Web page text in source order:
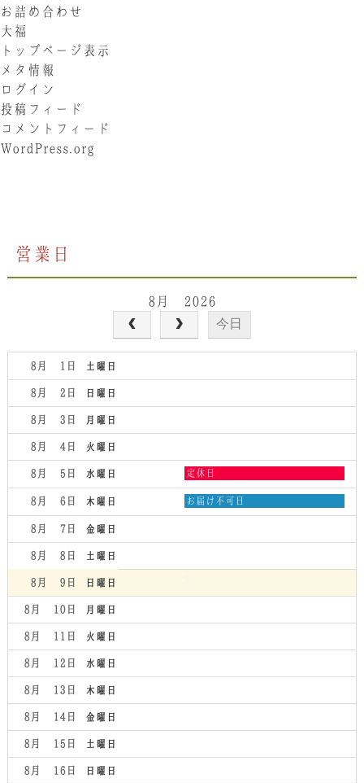
お詰め合わせ
大福
トップページ表示
メタ情報
ログイン
投稿フィード
コメントフィード
WordPress.org
営業日
8月 2026
今日
土曜日
8月 1
日曜日
8月 2
月曜日
8月 3
火曜日
8月 4
水曜日
8月 5
水
日,
8
2026
定休日
木曜日
8月 6
木
2026
お届け不可日
金曜日
8月 7
土曜日
8月 8
日曜日
8月 9
月曜日
8月 10
火曜日
8月 11
水曜日
8月 12
木曜日
8月 13
金曜日
8月 14
土曜日
8月 15
日曜日
8月 16